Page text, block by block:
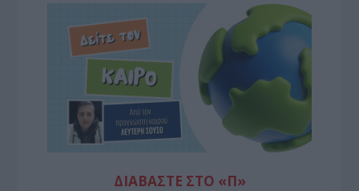
ΔΙΑΒΆΣΤΕ ΣΤΟ «Π»